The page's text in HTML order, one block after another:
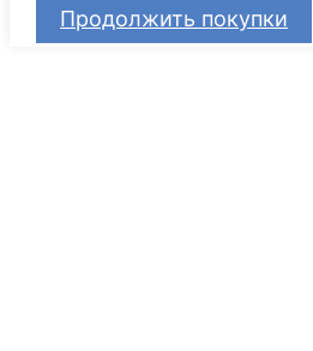
Продолжить покупки